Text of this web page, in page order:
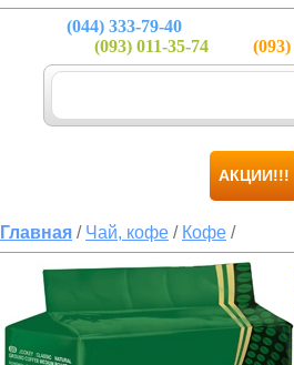
(044) 333-79-40
(093) 011-35-74 (093)
АКЦИИ!!!
Главная / Чай, кофе / Кофе /